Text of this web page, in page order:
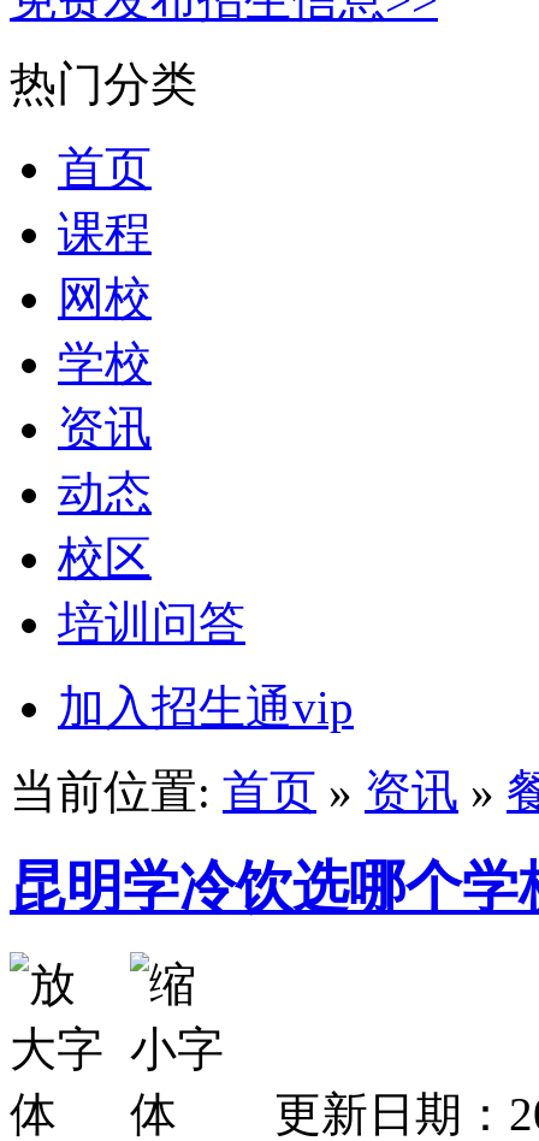
热门分类
首页
课程
网校
学校
资讯
动态
校区
培训问答
加入招生通vip
当前位置: 首页 » 资讯 »
昆明学冷饮选哪个
更新日期：